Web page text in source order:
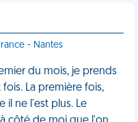
- Nantes
du mois, je prends
La première fois,
il ne l'est plus. Le